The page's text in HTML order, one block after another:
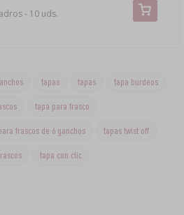
- 10 uds.
tapas tapas tapa burdeos
tapa para frasco
frascos de 6 ganchos tapas twist off
tapa con clic